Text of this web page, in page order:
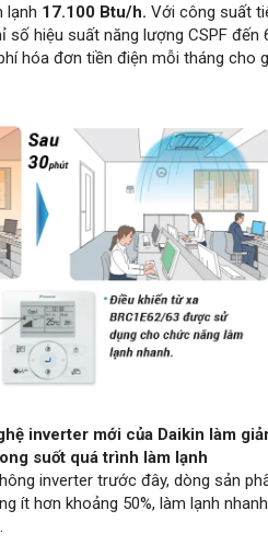
lạnh 17.100 Btu/h. Với công suất
số hiệu suất năng lượng CSPF đến
hóa đơn tiền điện mỗi tháng cho
inverter mới của Daikin làm
suốt quá trình làm lạnh
inverter trước đây, dòng sản
ít hơn khoảng 50%, làm lạnh